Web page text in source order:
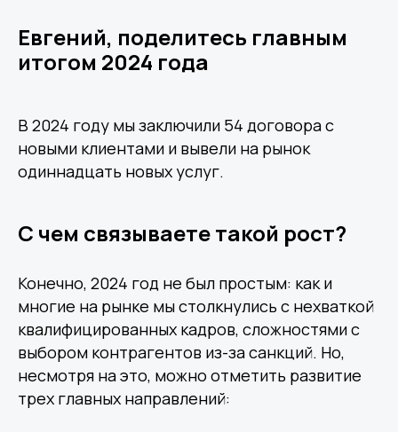
Евгений, поделитесь главным
итогом 2024 года
В 2024 году мы заключили 54 договора с
новыми клиентами и вывели на рынок
одиннадцать новых услуг.
С чем связываете такой рост?
Конечно, 2024 год не был простым: как и
многие на рынке мы столкнулись с нехваткой
квалифицированных кадров, сложностями с
выбором контрагентов из-за санкций. Но,
несмотря на это, можно отметить развитие
трех главных направлений: